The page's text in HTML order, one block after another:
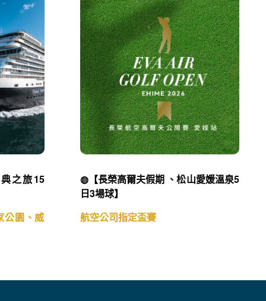
之旅15
公園、威
◍【長榮高爾夫假期 、松山愛媛溫泉5
日3場球】
航空公司指定盃賽